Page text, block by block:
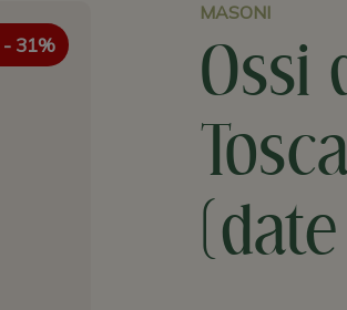
MASONI
Ossi
- 31%